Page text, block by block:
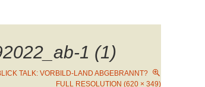
1 (1)
TALK: VORBILD-LAND ABGEBRANNT?
FULL RESOLUTION (620 × 349)